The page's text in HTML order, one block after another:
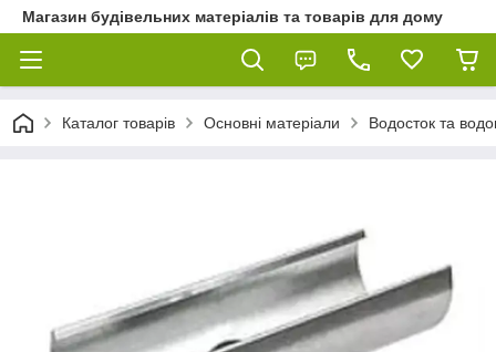
Магазин будівельних матеріалів та товарів для дому
Каталог товарів Основні матеріали Водосток та